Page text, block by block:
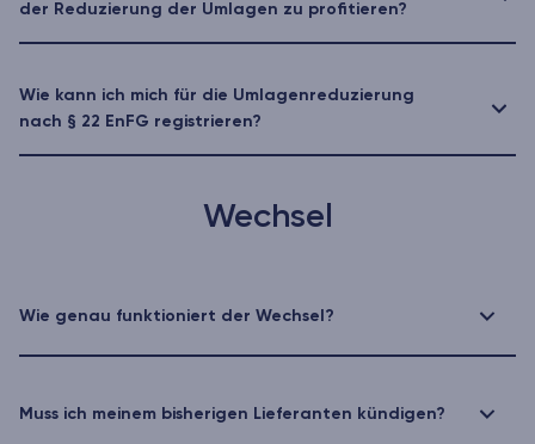
der Reduzierung der Umlagen zu profitieren?
Wie kann ich mich für die Umlagenreduzierung
nach § 22 EnFG registrieren?
Wechsel
Wie genau funktioniert der Wechsel?
Muss ich meinem bisherigen Lieferanten kündigen?